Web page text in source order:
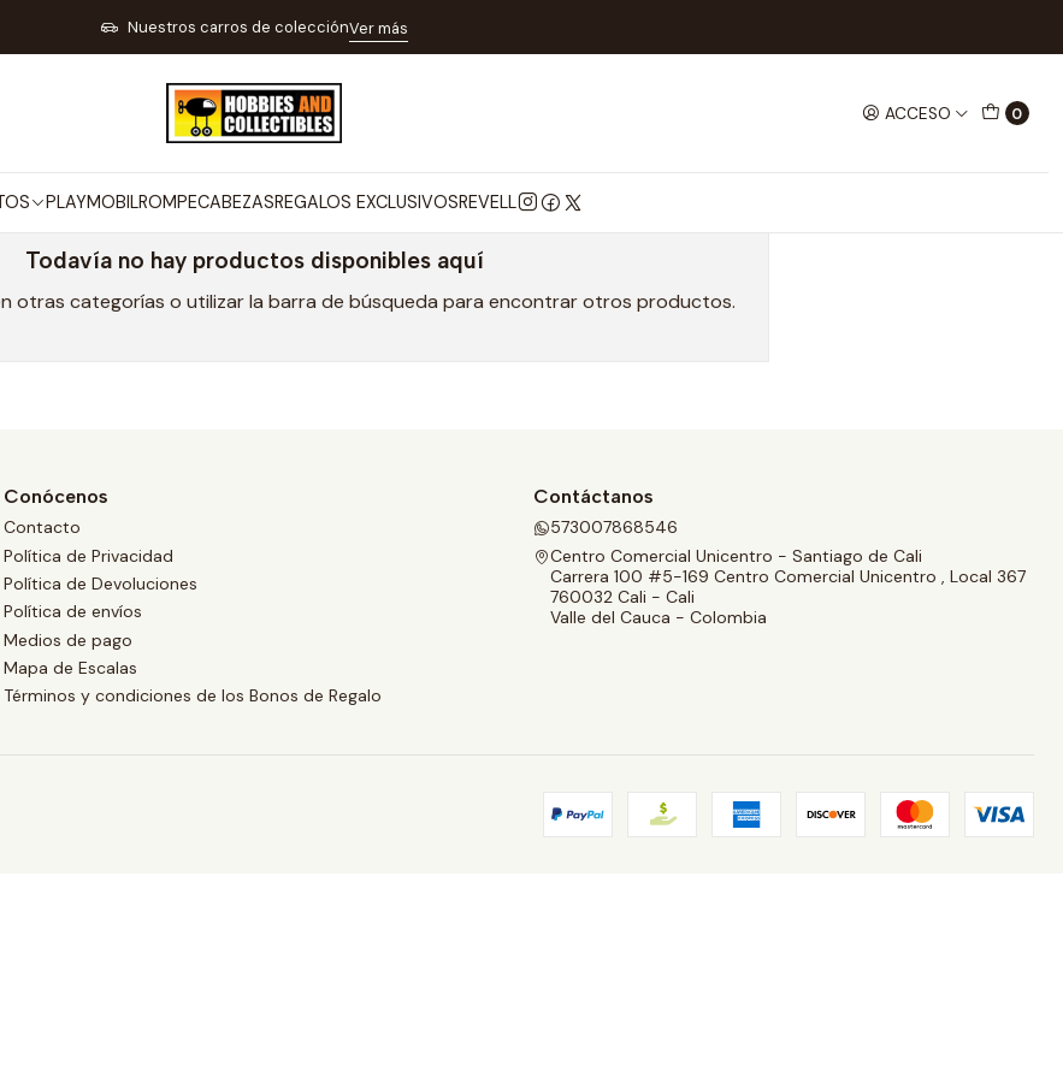
ACCESO 0
PLAYMOBILROMPECABEZASREGALOS EXCLUSIVOSREVELL
Nuestros carros de colecciónVer más
Inicio MARCAS INFLIGHT
INFLIGHT
Todavía no hay productos disponibles aquí
otras categorías o utilizar la barra de búsqueda para encontrar otros productos.
Conócenos
Contacto
Política de Privacidad
Política de Devoluciones
Política de envíos
Medios de pago
Mapa de Escalas
Términos y condiciones de los Bonos de Regalo
Contáctanos
573007868546
Centro Comercial Unicentro - Santiago de Cali
Carrera 100 #5-169 Centro Comercial Unicentro , Local 367
760032 Cali - Cali
Valle del Cauca - Colombia